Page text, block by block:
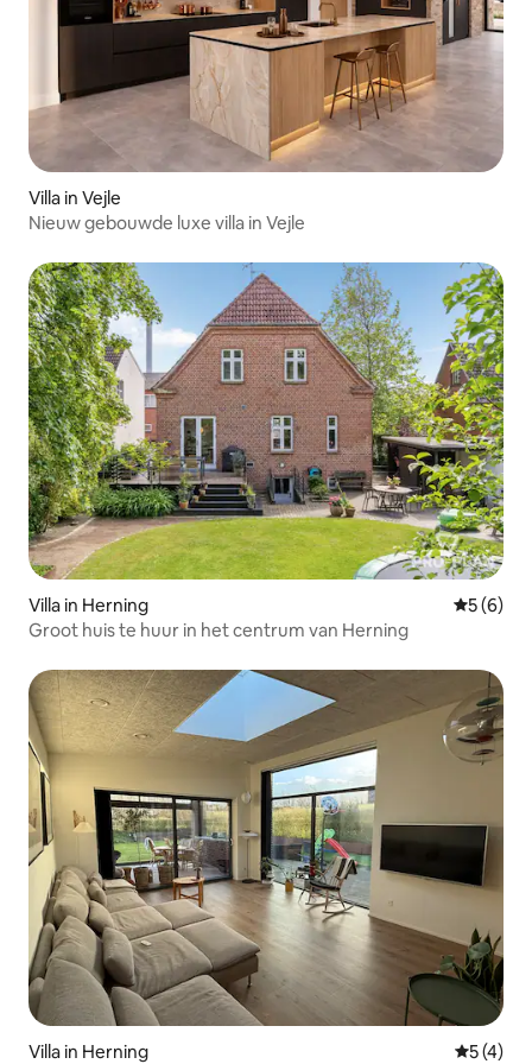
Villa in Vejle
Nieuw gebouwde luxe villa in Vejle
Villa in Herning
5 (6)
Groot huis te huur in het centrum van Herning
Villa in Herning 5 (4)